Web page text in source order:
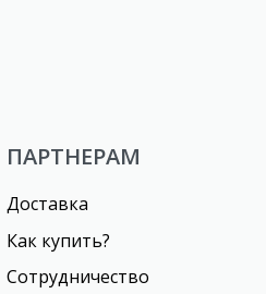
ПАРТНЕРАМ
Доставка
Как купить?
Сотрудничество